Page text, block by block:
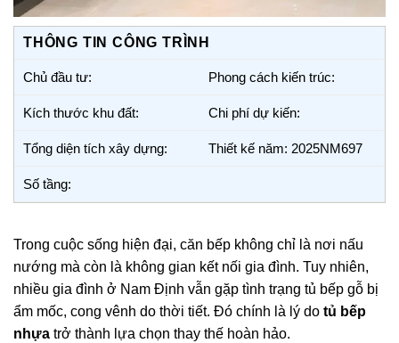
THÔNG TIN CÔNG TRÌNH
Chủ đầu tư: Phong cách kiến trúc:
Kích thước khu đất: Chi phí dự kiến:
Tổng diện tích xây dựng: Thiết kế năm: 2025NM697
Số tầng:
Trong cuộc sống hiện đại, căn bếp không chỉ là nơi nấu
nướng mà còn là không gian kết nối gia đình. Tuy nhiên,
nhiều gia đình ở Nam Định vẫn gặp tình trạng tủ bếp gỗ bị
ẩm mốc, cong vênh do thời tiết. Đó chính là lý do tủ bếp
nhựa trở thành lựa chọn thay thế hoàn hảo.